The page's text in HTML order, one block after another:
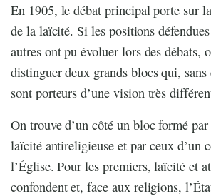
En 1905, le débat principal porte sur
de la laïcité. Si les positions
autres ont pu évoluer lors des débats,
distinguer deux grands blocs qui, sans
sont porteurs d’une vision très
On trouve d’un côté un bloc formé par
laïcité antireligieuse et par ceux d’un
l’Église. Pour les premiers, laïcité et
confondent et, face aux religions,